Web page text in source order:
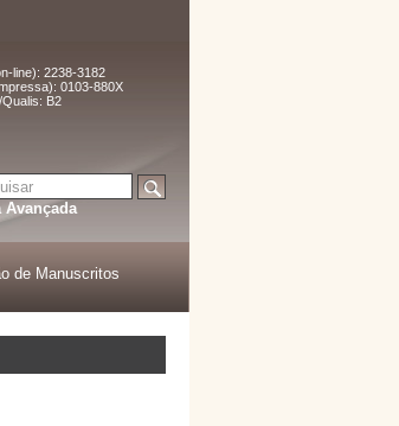
line): 2238-3182
0103-880X
Qualis: B2
Avançada
de Manuscritos